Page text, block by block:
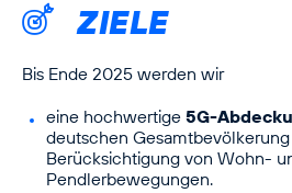
ZIELE
Bis Ende 2025 werden wir
eine hochwertige 5G-
deutschen
Berücksichtigung von Wohn-
Pendlerbewegungen.